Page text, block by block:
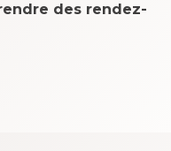
des rendez-